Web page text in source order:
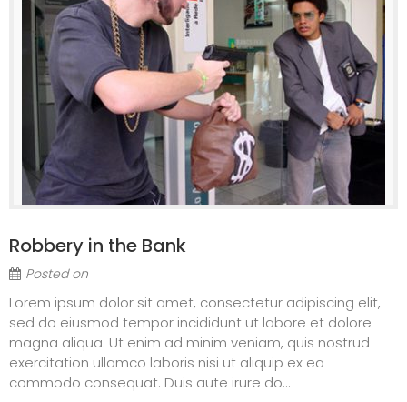
Robbery in the Bank
Posted on
Lorem ipsum dolor sit amet, consectetur adipiscing elit,
sed do eiusmod tempor incididunt ut labore et dolore
magna aliqua. Ut enim ad minim veniam, quis nostrud
exercitation ullamco laboris nisi ut aliquip ex ea
commodo consequat. Duis aute irure do...